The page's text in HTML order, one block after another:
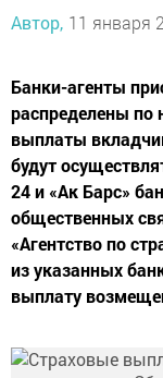
Автор, 11 января
Банки-агенты
распределены по
выплаты
будут
24 и «Ак Барс»
общественных
«Агентство по
из указанных
выплату